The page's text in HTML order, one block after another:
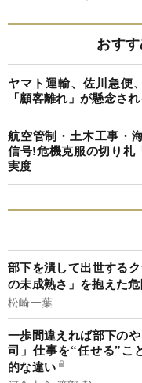
おす
ヤマト運輸、佐川急便
「顧客離れ」が懸念さ
航空管制・土木工事・
信号!危機克服の切り札
実度
部下を潰して出世する
の未成熟さ」を抱えた
松崎一葉
一歩間違えれば部下の
司」仕事を“任せる”こ
的な違い